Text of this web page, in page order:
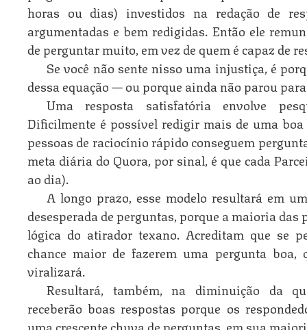
horas ou dias) investidos na redação de
argumentadas e bem redigidas. Então ele
de perguntar muito, em vez de quem é capaz de
Se você não sente nisso uma injustiça, é
dessa equação — ou porque ainda não parou
Uma resposta satisfatória envolve
Dificilmente é possível redigir mais de uma
pessoas de raciocínio rápido conseguem
meta diária do Quora, por sinal, é que cada
ao dia).
A longo prazo, esse modelo resultará em
desesperada de perguntas, porque a maioria das
lógica do atirador texano. Acreditam que se
chance maior de fazerem uma pergunta boa,
viralizará.
Resultará, também, na diminuição da
receberão boas respostas porque os
uma crescente chuva de perguntas, em sua